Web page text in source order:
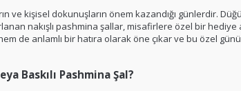
ve kişisel dokunuşların önem kazandığı günlerdir.
nakışlı pashmina şallar, misafirlere özel bir hediye
de anlamlı bir hatıra olarak öne çıkar ve bu özel günün
Baskılı Pashmina Şal?